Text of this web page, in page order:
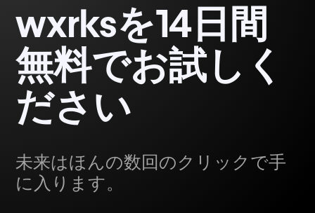
wxrksを14日間
無料でお試しく
ださい
未来はほんの数回のクリックで手
に入ります。